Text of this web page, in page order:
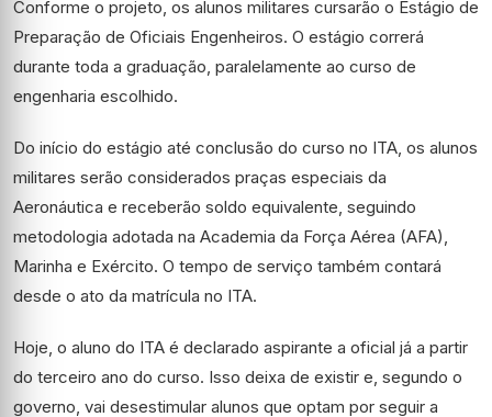
Conforme o projeto, os alunos militares cursarão o Estágio de
Preparação de Oficiais Engenheiros. O estágio correrá
durante toda a graduação, paralelamente ao curso de
engenharia escolhido.
Do início do estágio até conclusão do curso no ITA, os alunos
militares serão considerados praças especiais da
Aeronáutica e receberão soldo equivalente, seguindo
metodologia adotada na Academia da Força Aérea (AFA),
Marinha e Exército. O tempo de serviço também contará
desde o ato da matrícula no ITA.
Hoje, o aluno do ITA é declarado aspirante a oficial já a partir
do terceiro ano do curso. Isso deixa de existir e, segundo o
governo, vai desestimular alunos que optam por seguir a